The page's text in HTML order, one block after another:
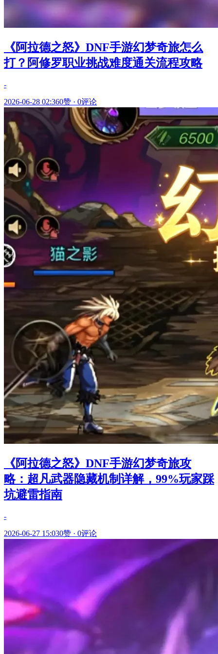
《阿拉德之怒》DNF手游幻梦奇旅怎么
打？阿修罗职业挑战难度通关流程攻略
-
2026-06-28 02:360赞 · 0评论
《阿拉德之怒》DNF手游幻梦奇旅攻
略：超凡武器隐藏机制详解，99%玩家踩
坑避雷指南
-
2026-06-27 15:030赞 · 0评论